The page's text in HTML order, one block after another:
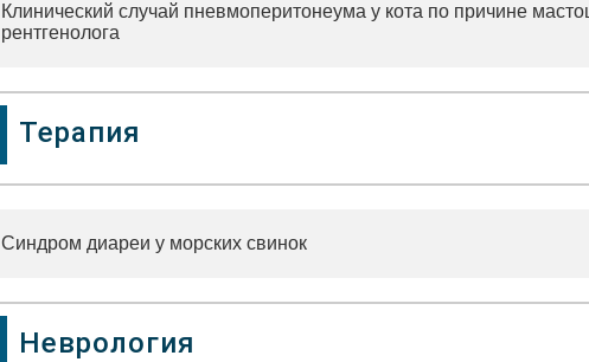
Клинический случай пневмоперитонеума у кота по причине
рентгенолога
Терапия
Синдром диареи у морских свинок
Неврология